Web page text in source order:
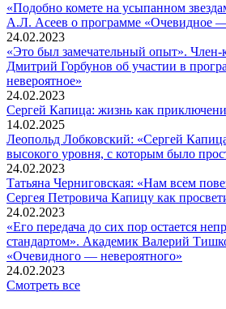
«Подобно комете на усыпанном
А.Л. Асеев о программе «Очевидное —
24.02.2023
«Это был замечательный опыт».
Дмитрий Горбунов об участии в
невероятное»
24.02.2023
Сергей Капица: жизнь как
14.02.2025
Леопольд Лобковский: «Сергей
высокого уровня, с которым было
24.02.2023
Татьяна Черниговская: «Нам всем
Сергея Петровича Капицу как
24.02.2023
«Его передача до сих пор остается
стандартом». Академик Валерий
«Очевидного — невероятного»
24.02.2023
Смотреть все